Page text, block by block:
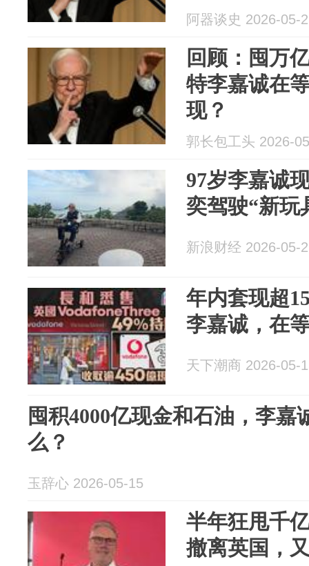
阿器谈史 2026-05-
回顾：囤万
特李嘉诚在
现？
郭长包工头 2026-
97岁李嘉诚
奕驾驶“新玩
新浪财经 2026-05-
年内套现超
李嘉诚，在
天下潮商 2026-05-
囤积4000亿现金和石油，李嘉
么？
玉辞心 2026-05-15
半年狂甩千
撤离英国，